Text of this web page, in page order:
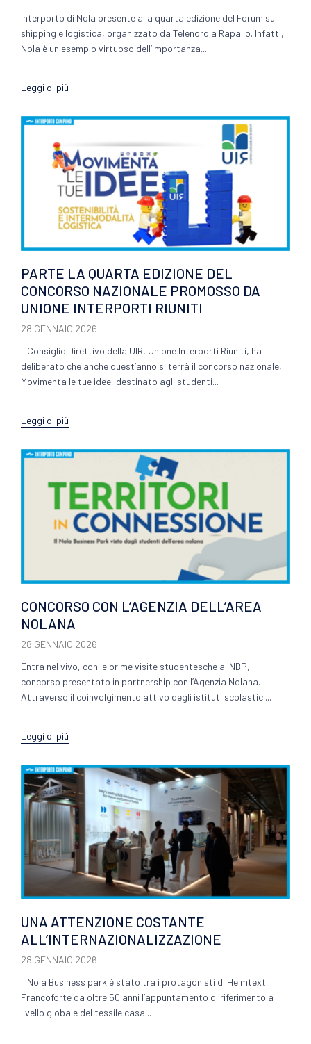
Interporto di Nola presente alla quarta edizione del Forum su
shipping e logistica, organizzato da Telenord a Rapallo. Infatti,
Nola è un esempio virtuoso dell’importanza...
Leggi di più
PARTE LA QUARTA EDIZIONE DEL
CONCORSO NAZIONALE PROMOSSO DA
UNIONE INTERPORTI RIUNITI
28 GENNAIO 2026
Il Consiglio Direttivo della UIR, Unione Interporti Riuniti, ha
deliberato che anche quest’anno si terrà il concorso nazionale,
Movimenta le tue idee, destinato agli studenti...
Leggi di più
CONCORSO CON L’AGENZIA DELL’AREA
NOLANA
28 GENNAIO 2026
Entra nel vivo, con le prime visite studentesche al NBP, il
concorso presentato in partnership con l’Agenzia Nolana.
Attraverso il coinvolgimento attivo degli istituti scolastici...
Leggi di più
UNA ATTENZIONE COSTANTE
ALL’INTERNAZIONALIZZAZIONE
28 GENNAIO 2026
Il Nola Business park è stato tra i protagonisti di Heimtextil
Francoforte da oltre 50 anni l’appuntamento di riferimento a
livello globale del tessile casa...